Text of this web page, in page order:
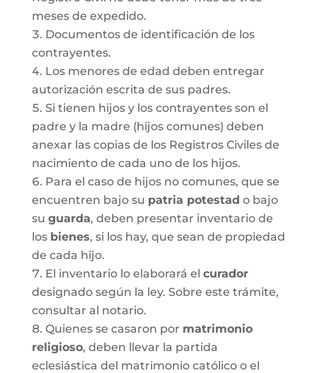
meses de expedido.
Documentos de identificación de los
contrayentes.
Los menores de edad deben entregar
autorización escrita de sus padres.
Si tienen hijos y los contrayentes son el
padre y la madre (hijos comunes) deben
anexar las copias de los Registros Civiles de
nacimiento de cada uno de los hijos.
Para el caso de hijos no comunes, que se
encuentren bajo su patria potestad o bajo
su guarda, deben presentar inventario de
los bienes, si los hay, que sean de propiedad
de cada hijo.
El inventario lo elaborará el curador
designado según la ley. Sobre este trámite,
consultar al notario.
Quienes se casaron por matrimonio
religioso, deben llevar la partida
eclesiástica del matrimonio católico o el